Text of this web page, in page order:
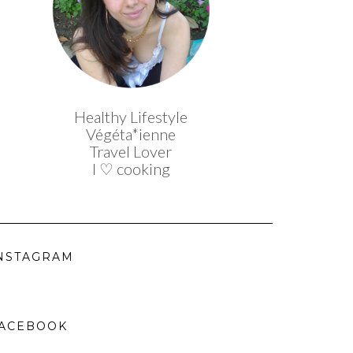
Healthy Lifestyle
Végéta*ienne
Travel Lover
I ♡ cooking